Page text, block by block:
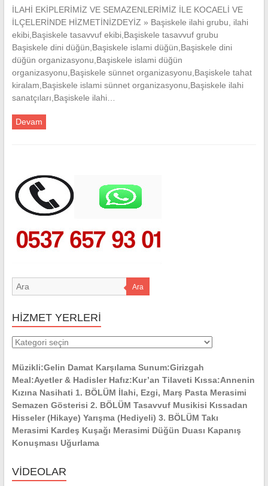
İLAHİ EKİPLERİMİZ VE SEMAZENLERİMİZ İLE KOCAELİ VE
İLÇELERİNDE HİZMETİNİZDEYİZ » Başiskele ilahi grubu, ilahi
ekibi,Başiskele tasavvuf ekibi,Başiskele tasavvuf grubu
Başiskele dini düğün,Başiskele islami düğün,Başiskele dini
düğün organizasyonu,Başiskele islami düğün
organizasyonu,Başiskele sünnet organizasyonu,Başiskele tahat
kiralam,Başiskele islami sünnet organizasyonu,Başiskele ilahi
sanatçıları,Başiskele ilahi…
Devam
Ara
HİZMET YERLERİ
HİZMET
Müzikli:Gelin Damat Karşılama Sunum:Girizgah
Meal:Ayetler & Hadisler Hafız:Kur’an Tilaveti Kıssa:Annenin
Kızına Nasihati 1. BÖLÜM İlahi, Ezgi, Marş Pasta Merasimi
Semazen Gösterisi 2. BÖLÜM Tasavvuf Musikisi Kıssadan
Hisseler (Hikaye) Yarışma (Hediyeli) 3. BÖLÜM Takı
Merasimi Kardeş Kuşağı Merasimi Düğün Duası Kapanış
Konuşması Uğurlama
VİDEOLAR